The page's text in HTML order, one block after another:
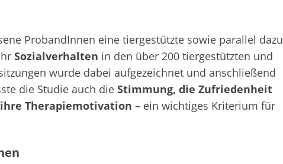
ProbandInnen eine tiergestützte sowie parallel dazu
Sozialverhalten in den über 200 tiergestützten und
wurde dabei aufgezeichnet und anschließend
die Studie auch die Stimmung, die Zufriedenheit
Therapiemotivation – ein wichtiges Kriterium für